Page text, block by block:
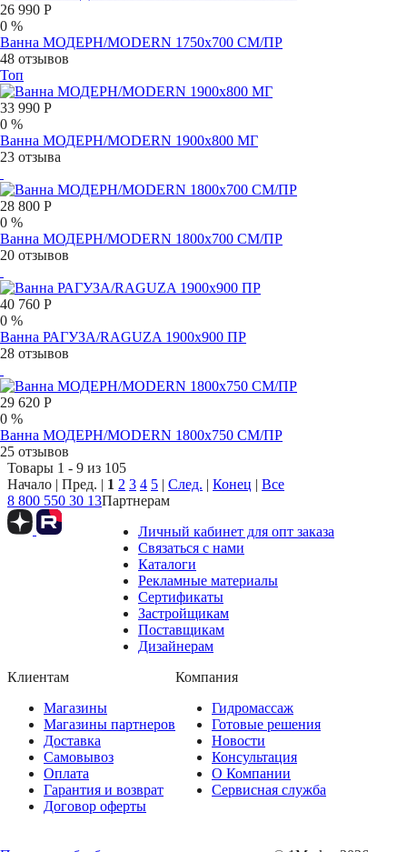
26 990 Р
0 %
Ванна МОДЕРН/MODERN 1750х700 СМ/ПР
48 отзывов
Топ
33 990 Р
0 %
Ванна МОДЕРН/MODERN 1900х800 МГ
23 отзыва
28 800 Р
0 %
Ванна МОДЕРН/MODERN 1800х700 СМ/ПР
20 отзывов
40 760 Р
0 %
Ванна РАГУЗА/RAGUZA 1900х900 ПР
28 отзывов
29 620 Р
0 %
Ванна МОДЕРН/MODERN 1800х750 СМ/ПР
25 отзывов
Товары 1 - 9 из 105
Начало | Пред. | 1 2 3 4 5 | След. | Конец | Все
8 800 550 30 13Партнерам
Личный кабинет для опт заказа
Связаться с нами
Каталоги
Рекламные материалы
Сертификаты
Застройщикам
Поставщикам
Дизайнерам
Клиентам
Магазины
Магазины партнеров
Доставка
Самовывоз
Оплата
Гарантия и возврат
Договор оферты
Компания
Гидромассаж
Готовые решения
Новости
Консультация
О Компании
Сервисная служба